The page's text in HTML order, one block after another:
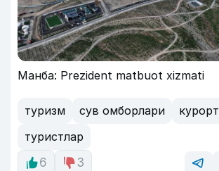
Манба: Prezident matbuot xizmati
туризм сув омборлари
курорт
туристлар
6
3